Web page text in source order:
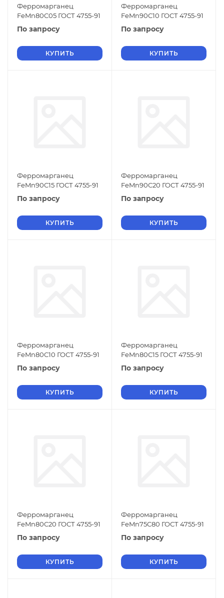
Ферромарганец
FeMn80C05 ГОСТ 4755-91
По запросу
КУПИТЬ
Ферромарганец
FeMn90C10 ГОСТ 4755-91
По запросу
КУПИТЬ
Ферромарганец
FeMn90C15 ГОСТ 4755-91
По запросу
КУПИТЬ
Ферромарганец
FeMn90C20 ГОСТ 4755-91
По запросу
КУПИТЬ
Ферромарганец
FeMn80C10 ГОСТ 4755-91
По запросу
КУПИТЬ
Ферромарганец
FeMn80C15 ГОСТ 4755-91
По запросу
КУПИТЬ
Ферромарганец
FeMn80C20 ГОСТ 4755-91
По запросу
КУПИТЬ
Ферромарганец
FeMn75C80 ГОСТ 4755-91
По запросу
КУПИТЬ